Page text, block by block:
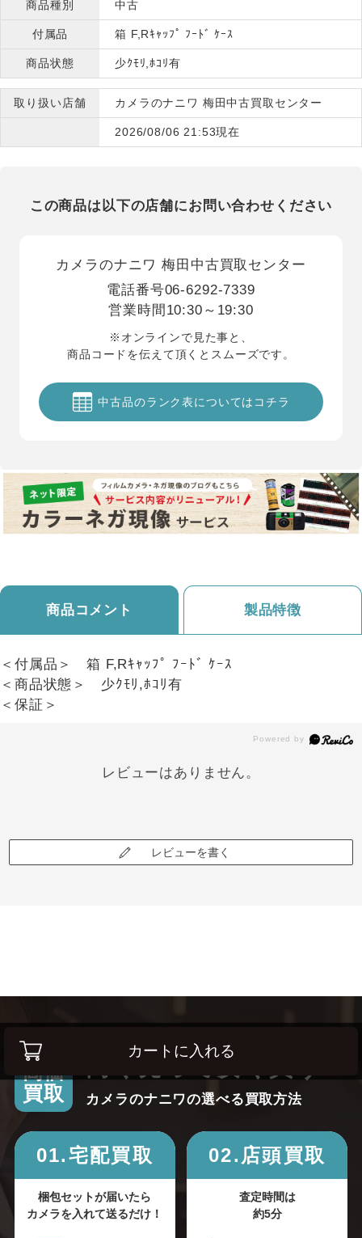
カートに入れる
商品種別 中古
付属品 箱 F,Rｷｬｯﾌﾟ ﾌｰﾄﾞ ｹｰｽ
商品状態 少ｸﾓﾘ,ﾎｺﾘ有
取り扱い店舗 カメラのナニワ 梅田中古買取センター
2026/08/06 21:53現在
この商品は以下の店舗にお問い合わせください
カメラのナニワ 梅田中古買取センター
電話番号06-6292-7339
営業時間 10:30～19:30
※オンラインで見た事と、
商品コードを伝えて頂くとスムーズです。
中古品のランク表についてはコチラ
商品コメント 製品特徴
＜付属品＞ 箱 F,Rｷｬｯﾌﾟ ﾌｰﾄﾞ ｹｰｽ
＜商品状態＞ 少ｸﾓﾘ,ﾎｺﾘ有
＜保証＞
レビューはありません。
レビューを書く
高価
買取
高く売って安く買う！
カメラのナニワの選べる買取方法
01.宅配買取
梱包セットが届いたら
カメラを入れて送るだけ！
02.店頭買取
査定時間は
約5分